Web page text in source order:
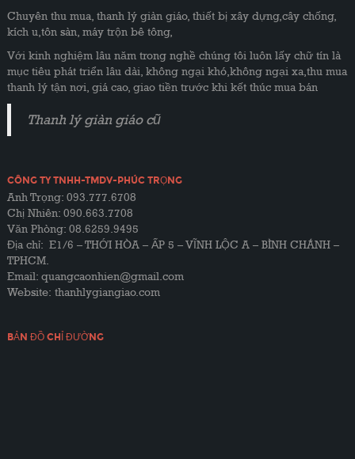
Chuyên thu mua, thanh lý giàn giáo, thiết bị xây dựng,cây chống,
kích u,tôn sàn, máy trộn bê tông,
Với kinh nghiệm lâu năm trong nghề chúng tôi luôn lấy chữ tín là
mục tiêu phát triển lâu dài, không ngại khó,không ngại xa,thu mua
thanh lý tận nơi, giá cao, giao tiền trước khi kết thúc mua bán
Thanh lý giàn giáo cũ
CÔNG TY TNHH-TMDV-PHÚC TRỌNG
Anh Trọng: 093.777.6708
Chị Nhiên: 090.663.7708
Văn Phòng: 08.6259.9495
Địa chỉ: E1/6 – THỚI HÒA – ẤP 5 – VĨNH LỘC A – BÌNH CHÁNH –
TPHCM.
Email: quangcaonhien@gmail.com
Website: thanhlygiangiao.com
BẢN ĐỒ CHỈ ĐƯỜNG